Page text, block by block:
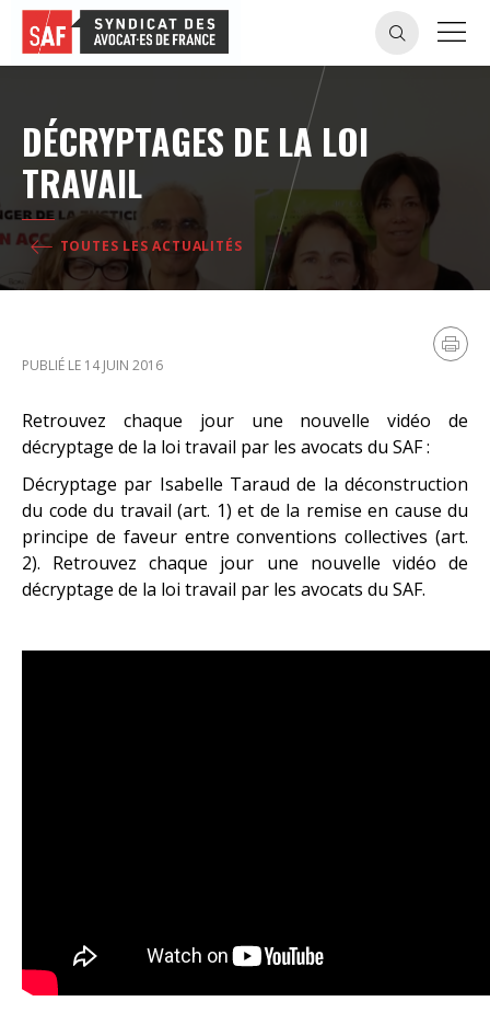
DÉCRYPTAGES DE LA LOI
TRAVAIL
TOUTES LES ACTUALITÉS
PUBLIÉ LE 14 JUIN 2016
Retrouvez chaque jour une nouvelle vidéo de
décryptage de la loi travail par les avocats du SAF :
Décryptage par Isabelle Taraud de la déconstruction
du code du travail (art. 1) et de la remise en cause du
principe de faveur entre conventions collectives (art.
2). Retrouvez chaque jour une nouvelle vidéo de
décryptage de la loi travail par les avocats du SAF.